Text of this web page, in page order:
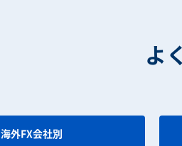
よ
海外FX会社別